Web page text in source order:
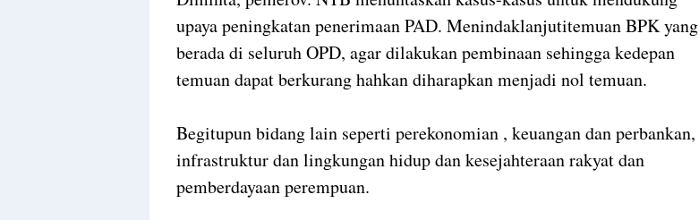
upaya peningkatan penerimaan PAD. Menindaklanjutitemuan BPK yang
berada di seluruh OPD, agar dilakukan pembinaan sehingga kedepan
temuan dapat berkurang hahkan diharapkan menjadi nol temuan.
Begitupun bidang lain seperti perekonomian , keuangan dan perbankan,
infrastruktur dan lingkungan hidup dan kesejahteraan rakyat dan
pemberdayaan perempuan.